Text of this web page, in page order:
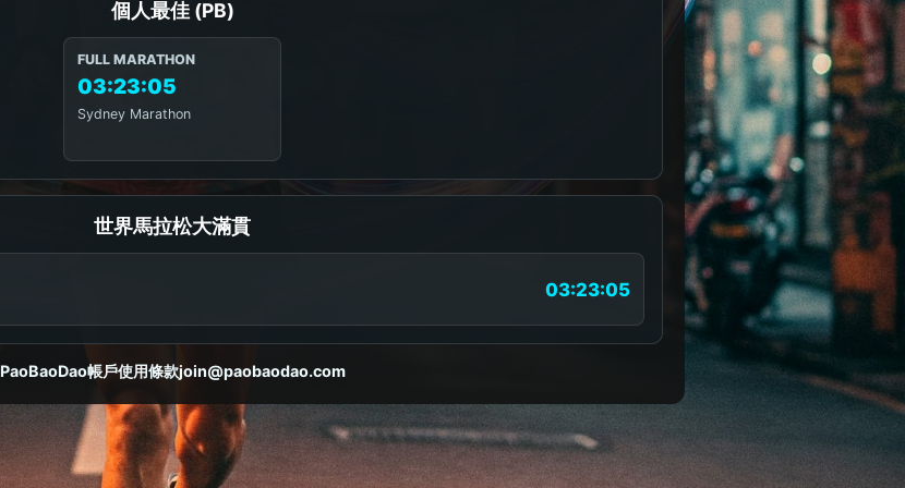
個人最佳 (PB)
FULL MARATHON
03:23:05
Sydney Marathon
世界馬拉松大滿貫
03:23:05
PaoBaoDao帳戶使用條款join@paobaodao.com